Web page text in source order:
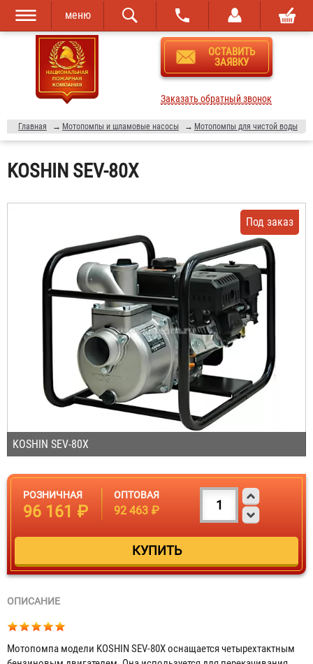
Перейти к
основному
содержанию
Skip to
navigation
меню
ОСТАВИТЬ
ЗАЯВКУ
Заказать обратный звонок
Главная → Мотопомпы и шламовые насосы → Мотопомпы для чистой воды
KOSHIN SEV-80Х
KOSHIN SEV-80Х
Под заказ
РОЗНИЧНАЯ
96 161 ₽
ОПТОВАЯ
92 463 ₽
ОПИСАНИЕ
Мотопомпа модели KOSHIN SEV-80Х оснащается четырехтактным